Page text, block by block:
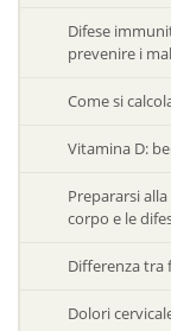
Difese
prevenire i
Come si
Vitamina D:
Prepararsi
corpo e le
Differenza tra
Dolori